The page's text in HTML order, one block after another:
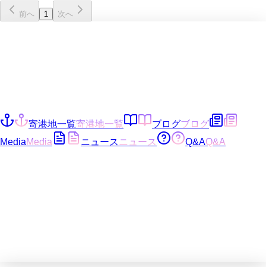
前へ 1 次へ
寄港地一覧寄港地一覧 ブログブログ
MediaMedia ニュース ニュース Q&AQ&A